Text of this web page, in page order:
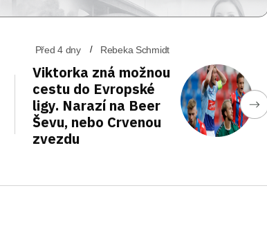
Před 4 dny Rebeka Schmidt
Viktorka zná možnou
cestu do Evropské
ligy. Narazí na Beer
Ševu, nebo Crvenou
zvezdu